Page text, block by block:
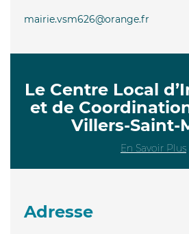
mairie.vsm626@orange.fr
Le Centre Local
et de
Villers-Saint-
En Savoir Plus
Adresse